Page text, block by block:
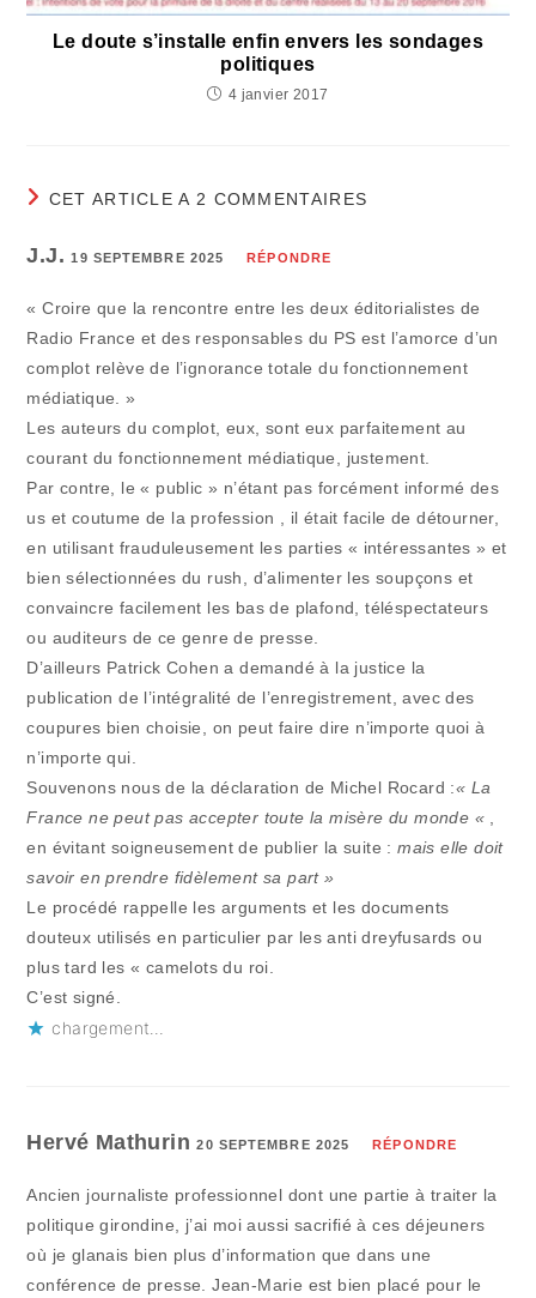
Le doute s’installe enfin envers les sondages
politiques
4 janvier 2017
CET ARTICLE A 2 COMMENTAIRES
J.J.19 SEPTEMBRE 2025 RÉPONDRE
« Croire que la rencontre entre les deux éditorialistes de
Radio France et des responsables du PS est l’amorce d’un
complot relève de l’ignorance totale du fonctionnement
médiatique. »
Les auteurs du complot, eux, sont eux parfaitement au
courant du fonctionnement médiatique, justement.
Par contre, le « public » n’étant pas forcément informé des
us et coutume de la profession , il était facile de détourner,
en utilisant frauduleusement les parties « intéressantes » et
bien sélectionnées du rush, d’alimenter les soupçons et
convaincre facilement les bas de plafond, téléspectateurs
ou auditeurs de ce genre de presse.
D’ailleurs Patrick Cohen a demandé à la justice la
publication de l’intégralité de l’enregistrement, avec des
coupures bien choisie, on peut faire dire n’importe quoi à
n’importe qui.
Souvenons nous de la déclaration de Michel Rocard :« La
France ne peut pas accepter toute la misère du monde « ,
en évitant soigneusement de publier la suite :mais elle doit
savoir en prendre fidèlement sa part »
Le procédé rappelle les arguments et les documents
douteux utilisés en particulier par les anti dreyfusards ou
plus tard les « camelots du roi.
C’est signé.
chargement…
Hervé Mathurin20 SEPTEMBRE 2025 RÉPONDRE
Ancien journaliste professionnel dont une partie à traiter la
politique girondine, j’ai moi aussi sacrifié à ces déjeuners
où je glanais bien plus d’information que dans une
conférence de presse. Jean-Marie est bien placé pour le